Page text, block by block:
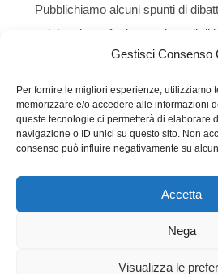
Gestisci Consenso
Per fornire le migliori esperienze, utilizziamo
memorizzare e/o accedere alle informazioni
queste tecnologie ci permetterà di elaborare
navigazione o ID unici su questo sito. Non
consenso può influire negativamente su
Accetta
Nega
Visualizza le
Pubblichiamo alcuni spunti di
qualche giorno fa durante i tavoli di
al Festival del Cinema di Roma. Si
che punta l’accento su temi che ci
rilevante interesse per la WGI. Il
una cernita di affermazioni…
+39 347
WGItalia